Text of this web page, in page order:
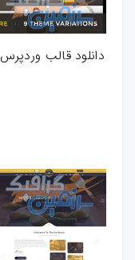
دانلود قالب وردپرس CuteChurch – پوسته خیریه وردپرس